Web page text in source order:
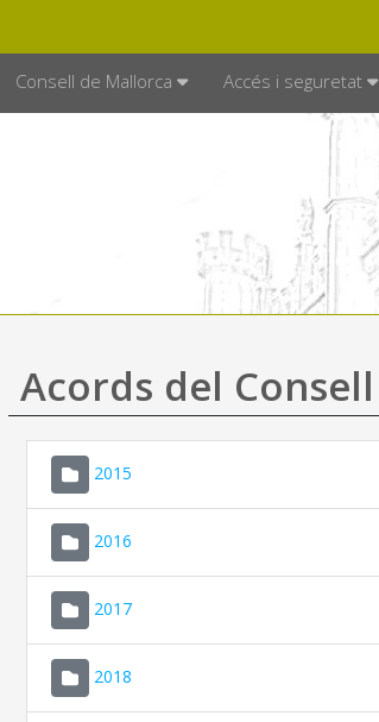
Consell de Mallorca Accés i seguretat
Acords del
2015
2016
2017
2018